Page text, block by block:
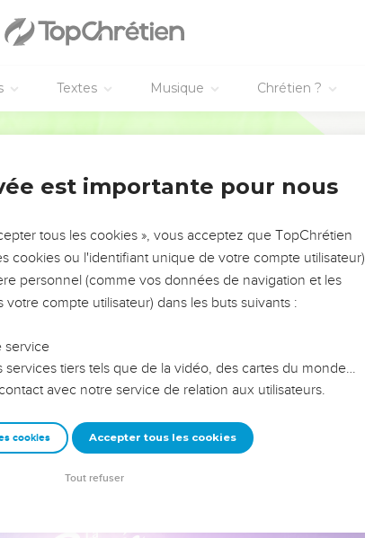
Textes Musique Chrétien ?
!
?
foi ou leur vision. Mais on voit
alors même que ce sont
sur les erreurs
sagesse afin que leurs erreurs
un groupe ou une famille,
est importante pour nous
tous les cookies », vous acceptez que TopChrétien
cookies ou l'identifiant unique de votre compte utilisateur)
personnel (comme vos données de navigation et les
compte utilisateur) dans les buts suivants :
service
services tiers tels que de la vidéo, des cartes du monde…
avec notre service de relation aux utilisateurs.
cookies Accepter tous les cookies
Tout refuser